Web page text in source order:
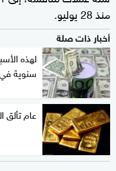
منذ 28 يوليو.
أخبار ذات صلة
لهذه
سنوية في 3
عام تألق